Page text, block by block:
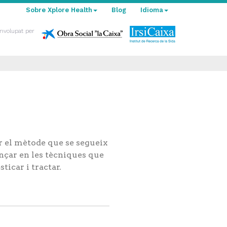
Idioma
Sobre Xplore Health Blog
per
mètode que se segueix
en les tècniques que
i tractar.